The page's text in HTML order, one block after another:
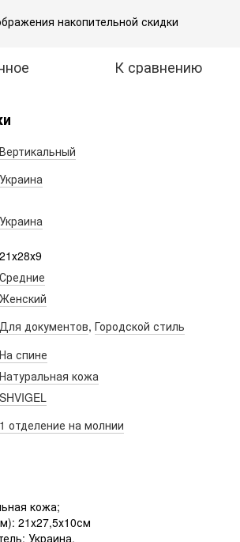
накопительной скидки
К сравнению
Вертикальный
Украина
Украина
21х28х9
Средние
Женский
Для документов, Городской стиль
На спине
Натуральная кожа
SHVIGEL
1 отделение на молнии
кожа;
21х27,5х10см
Украина.